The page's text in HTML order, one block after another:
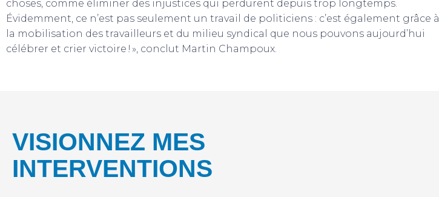
choses, comme éliminer des injustices qui perdurent depuis trop longtemps.
Évidemment, ce n’est pas seulement un travail de politiciens : c’est également grâce à
la mobilisation des travailleurs et du milieu syndical que nous pouvons aujourd’hui
célébrer et crier victoire ! », conclut Martin Champoux.
VISIONNEZ MES
INTERVENTIONS